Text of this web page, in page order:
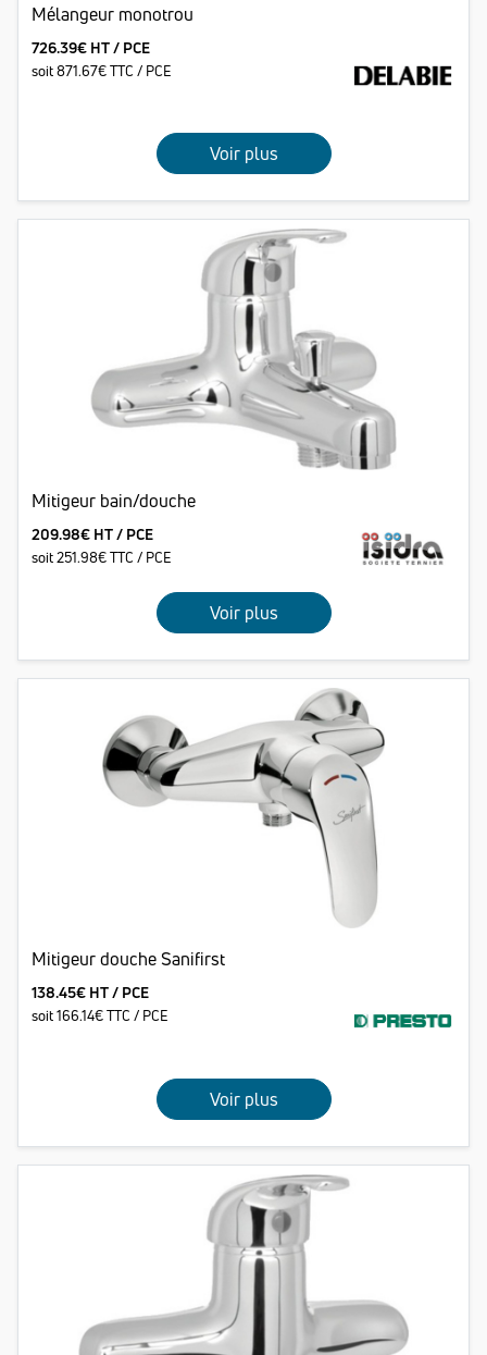
Mélangeur monotrou
726.39€ HT / PCE
soit 871.67€ TTC / PCE
Voir plus
Mitigeur bain/douche
209.98€ HT / PCE
soit 251.98€ TTC / PCE
Voir plus
Mitigeur douche Sanifirst
138.45€ HT / PCE
soit 166.14€ TTC / PCE
Voir plus